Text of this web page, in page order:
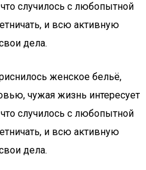
случилось с любопытной
и всю активную
дела.
женское бельё,
чужая жизнь интересует
случилось с любопытной
и всю активную
дела.